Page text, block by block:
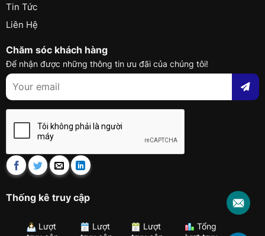
Tin Tức
Liên Hệ
Chăm sóc khách hàng
Để nhận được những thông tin ưu đãi của chúng tôi!
Thống kê truy cập
Lượt
Lượt
Lượt
Tổng